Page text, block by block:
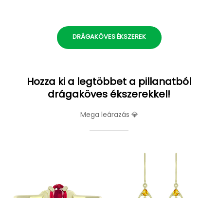
DRÁGAKÖVES ÉKSZEREK
Hozza ki a legtöbbet a pillanatból
drágaköves ékszerekkel!
Mega leárazás 💎